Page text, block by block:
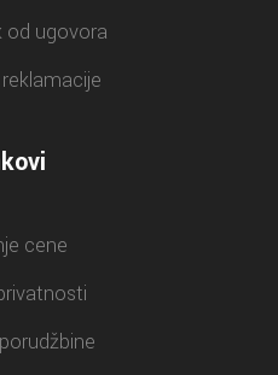
od ugovora
cene